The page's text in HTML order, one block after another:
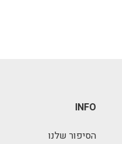
INFO
הסיפור שלנו